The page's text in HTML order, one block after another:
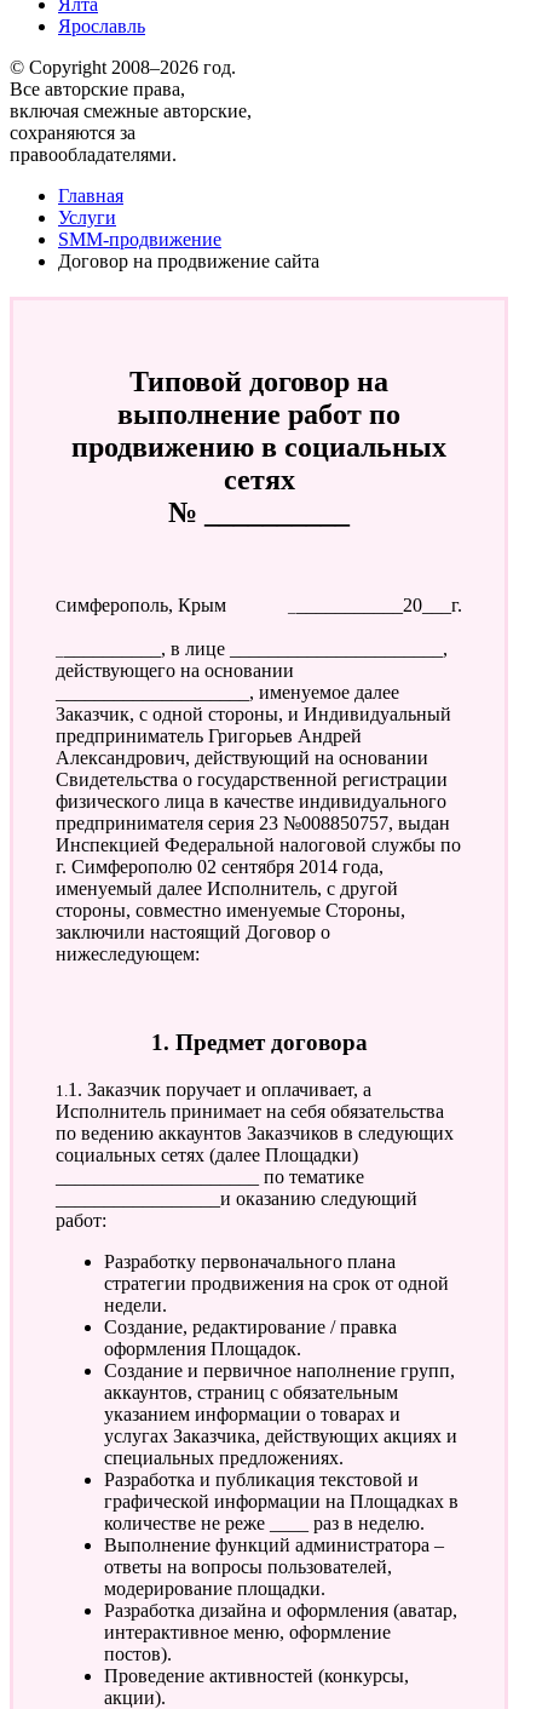
Ялта
Ярославль
© Copyright 2008–2026 год.
Все авторские права,
включая смежные авторские,
сохраняются за
правообладателями.
Главная
Услуги
SMM-продвижение
Договор на продвижение сайта
Типовой договор на
выполнение работ по
продвижению в социальных
сетях
№ __________
____________20___г.
Симферополь, Крым
действующего на основании
____________________, именуемое далее
Заказчик, с одной стороны, и Индивидуальный
предприниматель Григорьев Андрей
Александрович, действующий на основании
Свидетельства о государственной регистрации
физического лица в качестве индивидуального
предпринимателя серия 23 №008850757, выдан
Инспекцией Федеральной налоговой службы по
г. Симферополю 02 сентября 2014 года,
именуемый далее Исполнитель, с другой
стороны, совместно именуемые Стороны,
заключили настоящий Договор о
нижеследующем:
1. Предмет договора
1.1. Заказчик поручает и оплачивает, а
Исполнитель принимает на себя обязательства
по ведению аккаунтов Заказчиков в следующих
социальных сетях (далее Площадки)
_____________________ по тематике
_________________и оказанию следующий
работ:
Разработку первоначального плана
стратегии продвижения на срок от одной
недели.
Создание, редактирование / правка
оформления Площадок.
Создание и первичное наполнение групп,
аккаунтов, страниц с обязательным
указанием информации о товарах и
услугах Заказчика, действующих акциях и
специальных предложениях.
Разработка и публикация текстовой и
графической информации на Площадках в
количестве не реже ____ раз в неделю.
Выполнение функций администратора –
ответы на вопросы пользователей,
модерирование площадки.
Разработка дизайна и оформления (аватар,
интерактивное меню, оформление
постов).
Проведение активностей (конкурсы,
акции).